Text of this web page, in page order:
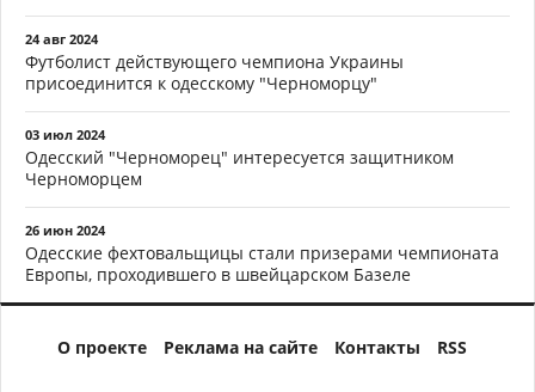
24 авг 2024
Футболист действующего чемпиона Украины
присоединится к одесскому "Черноморцу"
03 июл 2024
Одесский "Черноморец" интересуется защитником
Черноморцем
26 июн 2024
Одесские фехтовальщицы стали призерами чемпионата
Европы, проходившего в швейцарском Базеле
О проекте Реклама на сайте Контакты RSS